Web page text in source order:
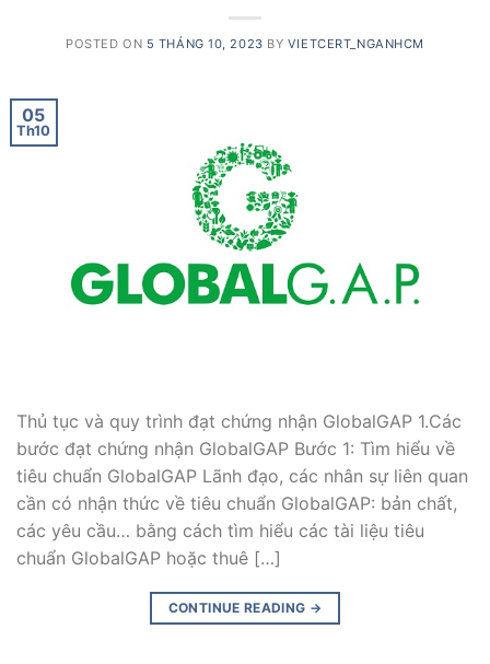
POSTED ON 5 THÁNG 10, 2023 BY VIETCERT_NGANHCM
05
Th10
Thủ tục và quy trình đạt chứng nhận GlobalGAP 1.Các
bước đạt chứng nhận GlobalGAP Bước 1: Tìm hiểu về
tiêu chuẩn GlobalGAP Lãnh đạo, các nhân sự liên quan
cần có nhận thức về tiêu chuẩn GlobalGAP: bản chất,
các yêu cầu… bằng cách tìm hiểu các tài liệu tiêu
chuẩn GlobalGAP hoặc thuê […]
CONTINUE READING →